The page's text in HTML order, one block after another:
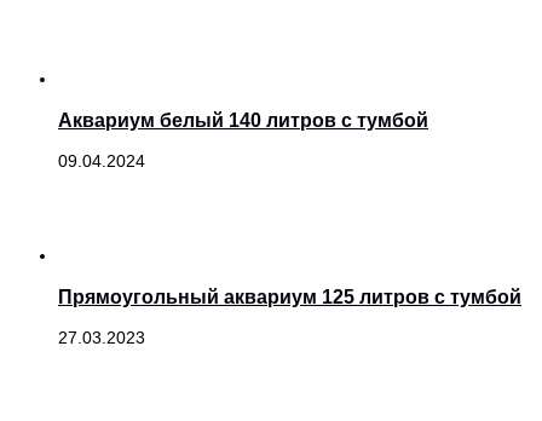
Аквариум белый 140 литров с тумбой
09.04.2024
Прямоугольный аквариум 125 литров с тумбой
27.03.2023